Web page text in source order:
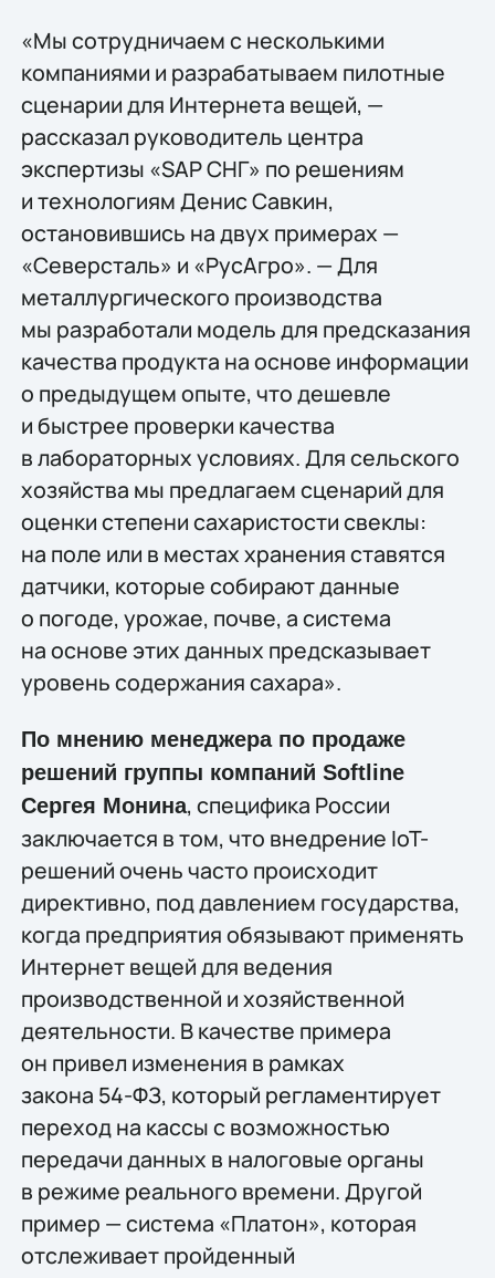
«Мы сотрудничаем с несколькими
компаниями и разрабатываем пилотные
сценарии для Интернета вещей, —
рассказал руководитель центра
экспертизы «SAP СНГ» по решениям
и технологиям Денис Савкин,
остановившись на двух примерах —
«Северсталь» и «РусАгро». — Для
металлургического производства
мы разработали модель для предсказания
качества продукта на основе информации
о предыдущем опыте, что дешевле
и быстрее проверки качества
в лабораторных условиях. Для сельского
хозяйства мы предлагаем сценарий для
оценки степени сахаристости свеклы:
на поле или в местах хранения ставятся
датчики, которые собирают данные
о погоде, урожае, почве, а система
на основе этих данных предсказывает
уровень содержания сахара».
По мнению менеджера по продаже
решений группы компаний Softline
Сергея Монина, специфика России
заключается в том, что внедрение IoT-
решений очень часто происходит
директивно, под давлением государства,
когда предприятия обязывают применять
Интернет вещей для ведения
производственной и хозяйственной
деятельности. В качестве примера
он привел изменения в рамках
закона 54-ФЗ, который регламентирует
переход на кассы с возможностью
передачи данных в налоговые органы
в режиме реального времени. Другой
пример — система «Платон», которая
отслеживает пройденный